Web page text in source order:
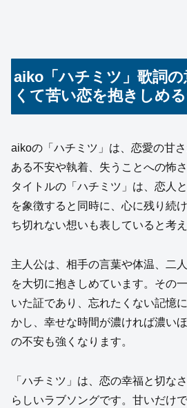
aiko「ハチミツ」歌詞
くて苦い恋を抱きしめ
aikoの「ハチミツ」は、恋愛の甘
ある不安や執着、失うことへの怖
タイトルの「ハチミツ」は、恋人
を象徴すると同時に、心に残り続
ち切れない想いも表していると考え
主人公は、相手の言葉や体温、二
を大切に抱きしめています。その
いた証であり、忘れたくない記憶
かし、幸せな時間が濃ければ濃い
の不安も強くなります。
「ハチミツ」は、恋の幸福と切な
らしいラブソングです。甘いだけ